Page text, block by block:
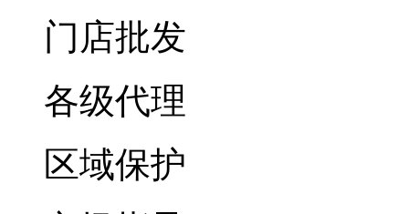
门店批发
各级代理
区域保护